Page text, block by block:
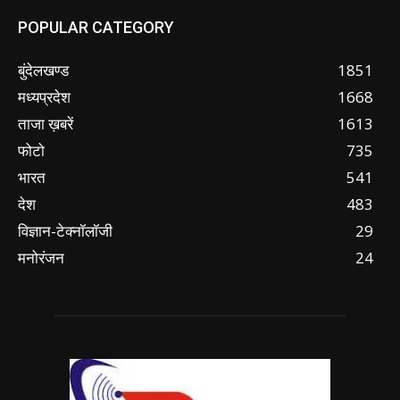
POPULAR CATEGORY
बुंदेलखण्ड
1851
मध्यप्रदेश
1668
ताजा ख़बरें
1613
फोटो
735
भारत
541
देश
483
विज्ञान-टेक्नॉलॉजी
29
मनोरंजन
24